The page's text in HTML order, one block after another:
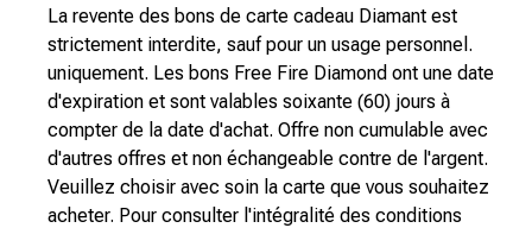
La revente des bons de carte cadeau Diamant est
strictement interdite, sauf pour un usage personnel.
uniquement. Les bons Free Fire Diamond ont une date
d'expiration et sont valables soixante (60) jours à
compter de la date d'achat. Offre non cumulable avec
d'autres offres et non échangeable contre de l'argent.
Veuillez choisir avec soin la carte que vous souhaitez
acheter. Pour consulter l'intégralité des conditions